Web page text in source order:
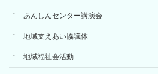
あんしんセンター講演会
地域支えあい協議体
地域福祉会活動